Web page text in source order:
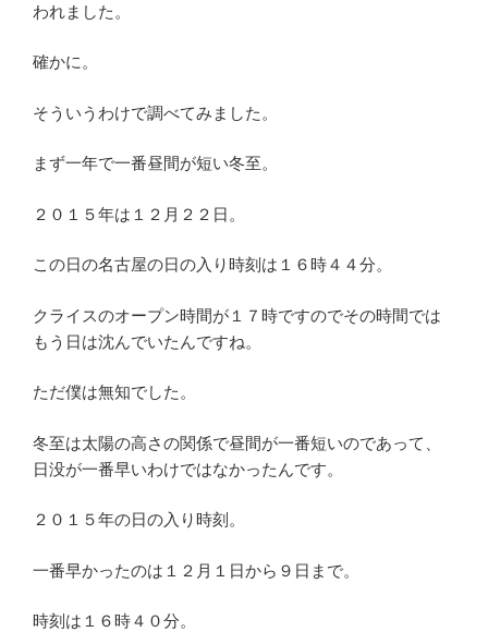
われました。
確かに。
そういうわけで調べてみました。
まず一年で一番昼間が短い冬至。
２０１５年は１２月２２日。
この日の名古屋の日の入り時刻は１６時４４分。
クライスのオープン時間が１７時ですのでその時間では
もう日は沈んでいたんですね。
ただ僕は無知でした。
冬至は太陽の高さの関係で昼間が一番短いのであって、
日没が一番早いわけではなかったんです。
２０１５年の日の入り時刻。
一番早かったのは１２月１日から９日まで。
時刻は１６時４０分。